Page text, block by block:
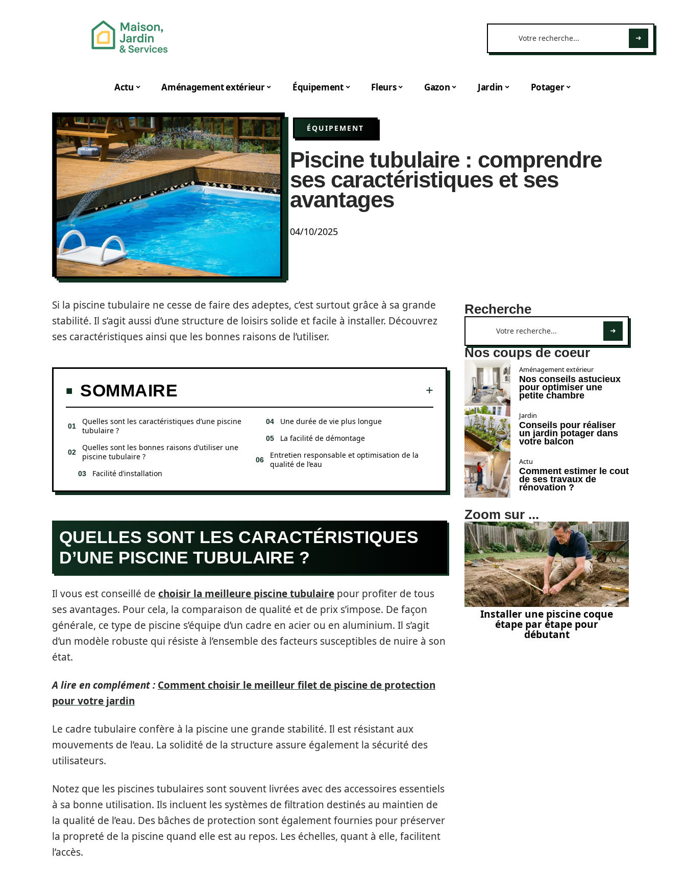
Actu Aménagement extérieur Équipement Fleurs Gazon Jardin Potager
ÉQUIPEMENT
Piscine tubulaire : comprendre
ses caractéristiques et ses
avantages
04/10/2025
Si la piscine tubulaire ne cesse de faire des adeptes, c’est surtout grâce à sa grande
stabilité. Il s’agit aussi d’une structure de loisirs solide et facile à installer. Découvrez
ses caractéristiques ainsi que les bonnes raisons de l’utiliser.
SOMMAIRE
Quelles sont les caractéristiques d’une piscine
tubulaire ?
Quelles sont les bonnes raisons d’utiliser une
piscine tubulaire ?
Facilité d’installation
Une durée de vie plus longue
La facilité de démontage
Entretien responsable et optimisation de la
qualité de l’eau
QUELLES SONT LES CARACTÉRISTIQUES
D’UNE PISCINE TUBULAIRE ?
Il vous est conseillé de choisir la meilleure piscine tubulaire pour profiter de tous
ses avantages. Pour cela, la comparaison de qualité et de prix s’impose. De façon
générale, ce type de piscine s’équipe d’un cadre en acier ou en aluminium. Il s’agit
d’un modèle robuste qui résiste à l’ensemble des facteurs susceptibles de nuire à son
état.
A lire en complément : Comment choisir le meilleur filet de piscine de protection
pour votre jardin
Le cadre tubulaire confère à la piscine une grande stabilité. Il est résistant aux
mouvements de l’eau. La solidité de la structure assure également la sécurité des
utilisateurs.
Notez que les piscines tubulaires sont souvent livrées avec des accessoires essentiels
à sa bonne utilisation. Ils incluent les systèmes de filtration destinés au maintien de
la qualité de l’eau. Des bâches de protection sont également fournies pour préserver
la propreté de la piscine quand elle est au repos. Les échelles, quant à elle, facilitent
l’accès.
Recherche
Nos coups de coeur
Aménagement extérieur
Nos conseils astucieux
pour optimiser une
petite chambre
Jardin
Conseils pour réaliser
un jardin potager dans
votre balcon
Actu
Comment estimer le cout
de ses travaux de
rénovation ?
Zoom sur ...
Installer une piscine coque
étape par étape pour
débutant